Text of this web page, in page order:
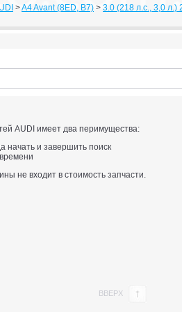
>A4 Avant (8ED, B7) > 3.0 (218 л.с., 3,0 л.)
AUDI имеет два перимущества:
начать и завершить поиск
не входит в стоимость запчасти.
ВВЕРХ